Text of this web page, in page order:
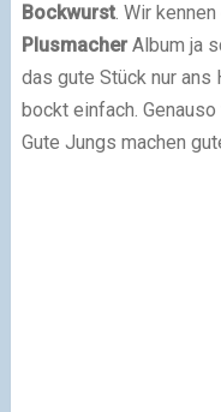
Bockwurst. Wir
PlusmacherAlbum ja
das gute Stück nur ans
bockt einfach.
Gute Jungs machen